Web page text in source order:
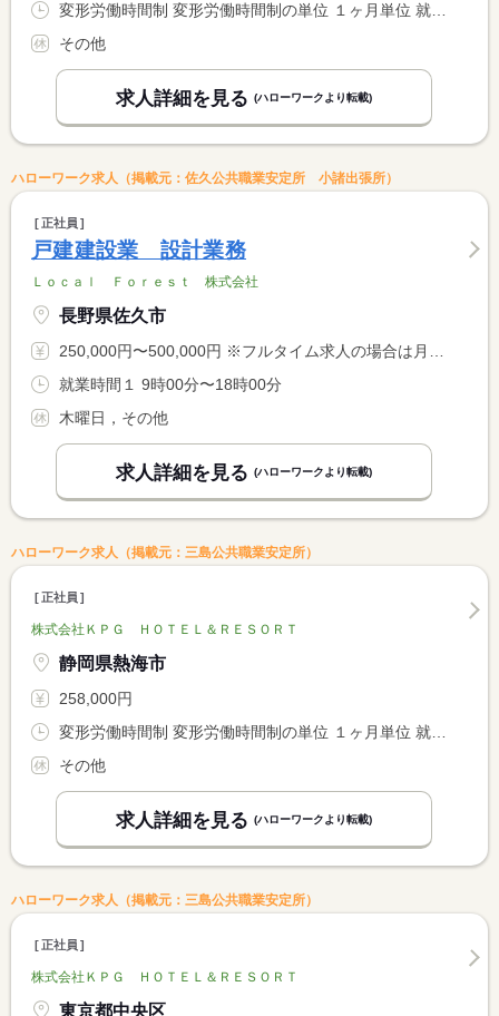
その他
求人詳細を見る (ハローワークより転載)
ハローワーク求人（掲載元：佐久公共職業安定所 小諸出張所）
正社員
戸建建設業 設計業務
Ｌｏｃａｌ Ｆｏｒｅｓｔ 株式会社
長野県佐久市
250,000円〜500,000円 ※フルタイム求人の場合は月額（換算額）、パート求人の場合は時間額を表示しています。
就業時間１ 9時00分〜18時00分
木曜日，その他
求人詳細を見る (ハローワークより転載)
ハローワーク求人（掲載元：三島公共職業安定所）
正社員
株式会社ＫＰＧ ＨＯＴＥＬ＆ＲＥＳＯＲＴ
静岡県熱海市
258,000円
その他
求人詳細を見る (ハローワークより転載)
ハローワーク求人（掲載元：三島公共職業安定所）
正社員
株式会社ＫＰＧ ＨＯＴＥＬ＆ＲＥＳＯＲＴ
東京都中央区